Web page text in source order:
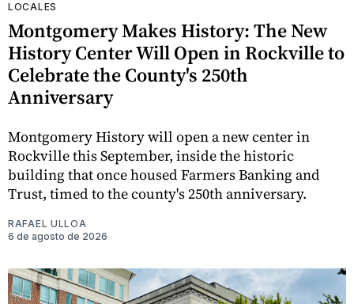
LOCALES
Montgomery Makes History: The New
History Center Will Open in Rockville to
Celebrate the County's 250th
Anniversary
Montgomery History will open a new center in
Rockville this September, inside the historic
building that once housed Farmers Banking and
Trust, timed to the county's 250th anniversary.
RAFAEL ULLOA
6 de agosto de 2026